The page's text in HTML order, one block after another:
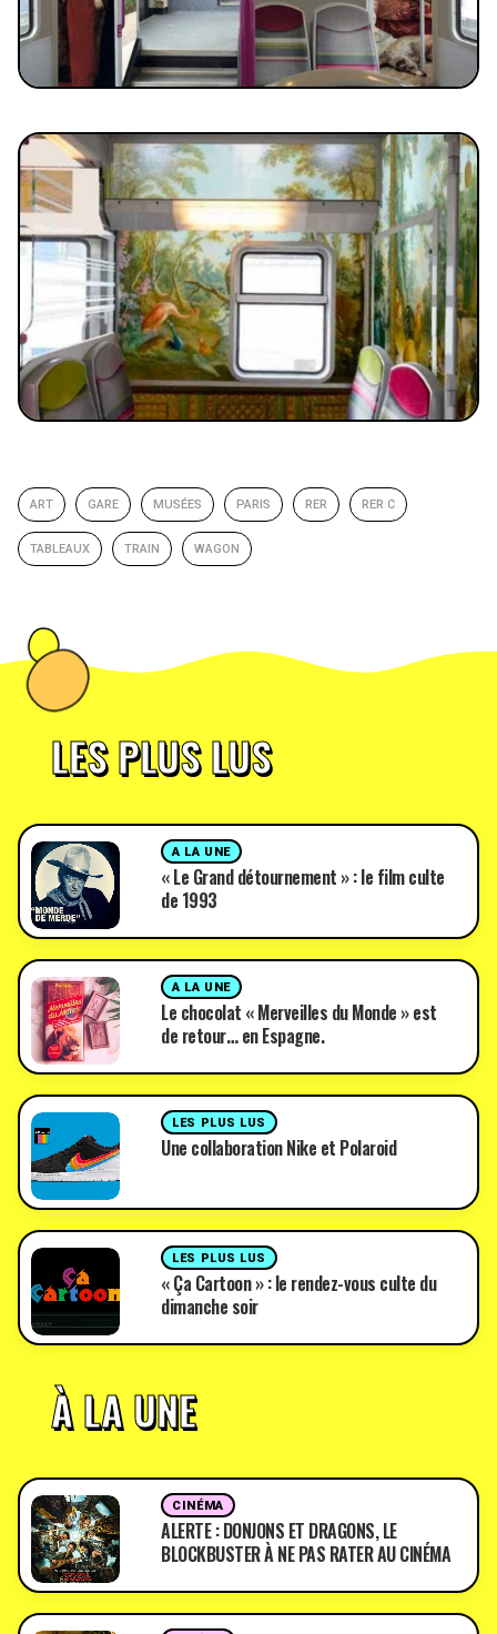
ART GARE MUSÉES PARIS RER RER C
TABLEAUX TRAIN WAGON
LES PLUS LUS
A LA UNE
« Le Grand détournement » : le film culte
de 1993
A LA UNE
Le chocolat « Merveilles du Monde » est
de retour… en Espagne.
LES PLUS LUS
Une collaboration Nike et Polaroid
LES PLUS LUS
« Ça Cartoon » : le rendez-vous culte du
dimanche soir
À LA UNE
CINÉMA
ALERTE : DONJONS ET DRAGONS, LE
BLOCKBUSTER À NE PAS RATER AU CINÉMA